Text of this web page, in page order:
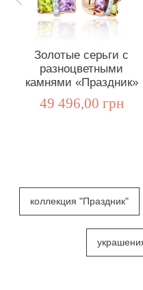
Золотые серьги с
разноцветными
камнями «Праздник»
49 496,00 грн
коллекция "Праздник"